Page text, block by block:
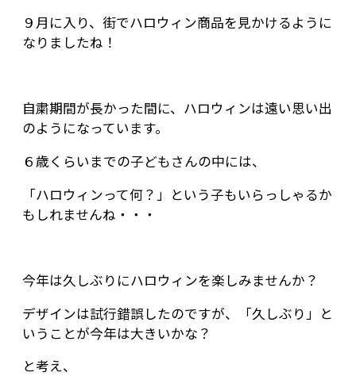
９月に入り、街でハロウィン商品を見かけるように
なりましたね！
自粛期間が長かった間に、ハロウィンは遠い思い出
のようになっています。
６歳くらいまでの子どもさんの中には、
「ハロウィンって何？」という子もいらっしゃるか
もしれませんね・・・
今年は久しぶりにハロウィンを楽しみませんか？
デザインは試行錯誤したのですが、「久しぶり」と
いうことが今年は大きいかな？
と考え、